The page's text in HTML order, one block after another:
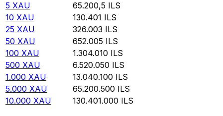
5 XAU 65.200,5 ILS
10 XAU 130.401 ILS
25 XAU 326.003 ILS
50 XAU 652.005 ILS
100 XAU 1.304.010 ILS
500 XAU 6.520.050 ILS
1.000 XAU 13.040.100 ILS
5.000 XAU 65.200.500 ILS
10.000 XAU 130.401.000 ILS